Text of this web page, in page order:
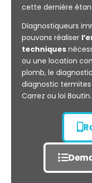
cette dernière
Diagnostiqueurs
pouvons réaliser
techniques
ou une location
plomb, le
diagnostic
Carrez ou loi